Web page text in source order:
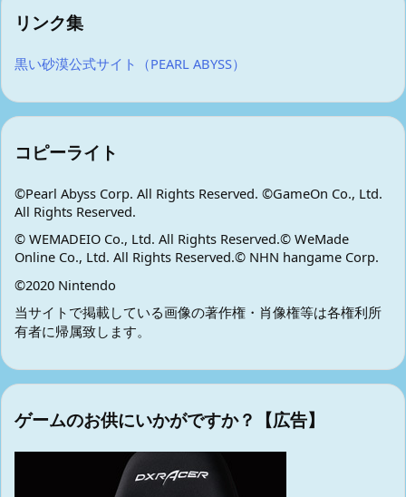
リンク集
黒い砂漠公式サイト（PEARL ABYSS）
コピーライト
©Pearl Abyss Corp. All Rights Reserved. ©GameOn Co., Ltd.
All Rights Reserved.
© WEMADEIO Co., Ltd. All Rights Reserved.© WeMade
Online Co., Ltd. All Rights Reserved.© NHN hangame Corp.
©2020 Nintendo
当サイトで掲載している画像の著作権・肖像権等は各権利所
有者に帰属致します。
ゲームのお供にいかがですか？【広告】